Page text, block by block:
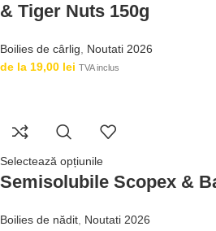
& Tiger Nuts 150g
Boilies de cârlig
Noutati 2026
de la 19,00 lei TVA inclus
Selectează opțiunile
Semisolubile Scopex &
Boilies de nădit Noutati 2026